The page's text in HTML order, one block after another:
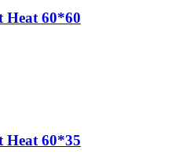
Heat 60*60
Heat 60*35